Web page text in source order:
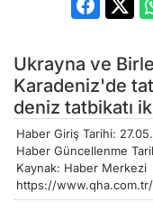
Ukrayna ve
Karadeniz'de
deniz tatbikatı
Haber Giriş Tarihi:
Haber Güncellenme
Kaynak: Haber Merkezi
https://www.qha.com.tr/